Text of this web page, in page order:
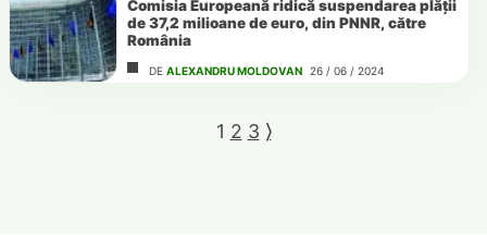
Comisia Europeană ridică suspendarea plății
de 37,2 milioane de euro, din PNNR, către
România
DE ALEXANDRU MOLDOVAN 26 / 06 / 2024
1 2 3 ⟩